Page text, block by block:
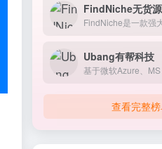
FindNiche无货
Ubang有帮科技
查看完整